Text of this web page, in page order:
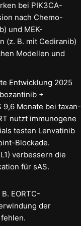
bei PIK3CA-
nach Chemo-
und MEK-
(z. B. mit Cediranib)
Modellen und
Entwicklung 2025
+
9,6 Monate bei taxan-
nutzt immunogene
testen Lenvatinib
Blockade.
verbessern die
für sAS.
EORTC-
der